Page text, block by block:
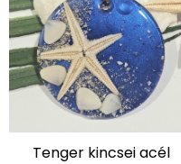
Acél ékszerek
Nyaklánc / Medál
Fülbevaló
Ékszer szett
Gyűrű
Karperec
Tenger kincsei acél